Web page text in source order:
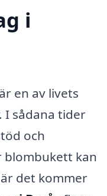
i
en av livets
I sådana tider
och
blombukett kan
det kommer